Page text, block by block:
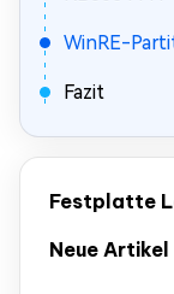
WinRE-
Fazit
Festplatte
Neue Artikel